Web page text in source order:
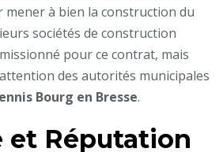
mener à bien la construction du
sociétés de construction
pour ce contrat, mais
des autorités municipales
Bourg en Bresse.
et Réputation